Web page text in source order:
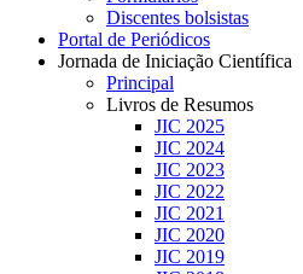
Discentes bolsistas
Portal de Periódicos
Jornada de Iniciação Científica
Principal
Livros de Resumos
JIC 2025
JIC 2024
JIC 2023
JIC 2022
JIC 2021
JIC 2020
JIC 2019